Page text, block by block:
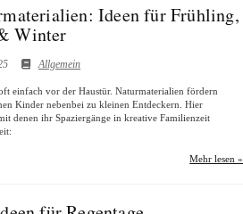
Ideen für Frühling,
Winter
Allgemein
einfach vor der Haustür. Naturmaterialien fördern
Kinder nebenbei zu kleinen Entdeckern. Hier
denen ihr Spaziergänge in kreative Familienzeit
Mehr lesen »